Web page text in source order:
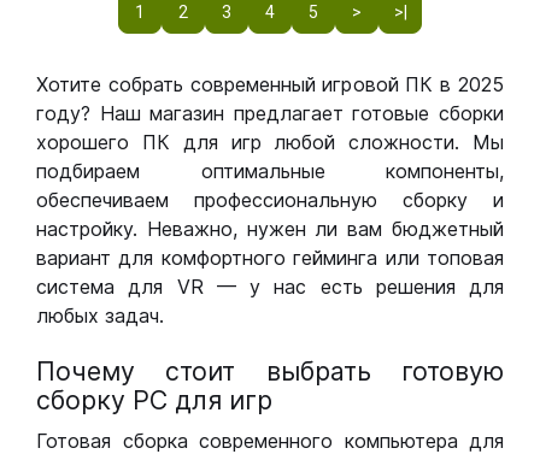
1 2 3 4 5 > >|
Хотите собрать современный игровой ПК в 2025
году? Наш магазин предлагает готовые сборки
хорошего ПК для игр любой сложности. Мы
подбираем оптимальные компоненты,
обеспечиваем профессиональную сборку и
настройку. Неважно, нужен ли вам бюджетный
вариант для комфортного гейминга или топовая
система для VR — у нас есть решения для
любых задач.
Почему стоит выбрать готовую
сборку РС для игр
Готовая сборка современного компьютера для